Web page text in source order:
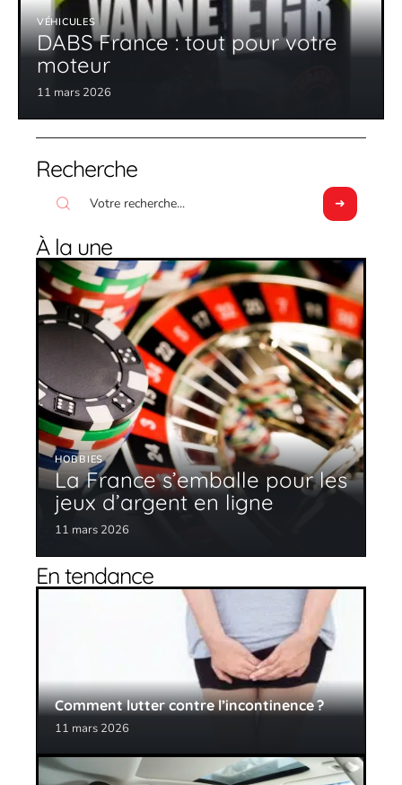
VÉHICULES
DABS France : tout pour votre
moteur
11 mars 2026
Recherche
À la une
HOBBIES
La France s’emballe pour les
jeux d’argent en ligne
11 mars 2026
En tendance
Comment lutter contre l’incontinence ?
11 mars 2026